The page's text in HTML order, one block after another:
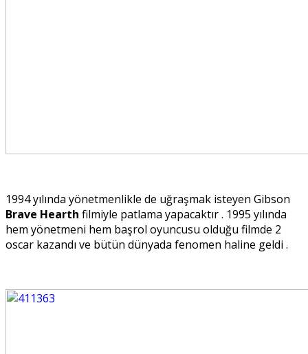
1994 yılında yönetmenlikle de uğraşmak isteyen Gibson
Brave Hearth filmiyle patlama yapacaktır . 1995 yılında
hem yönetmeni hem başrol oyuncusu olduğu filmde 2
oscar kazandı ve bütün dünyada fenomen haline geldi .